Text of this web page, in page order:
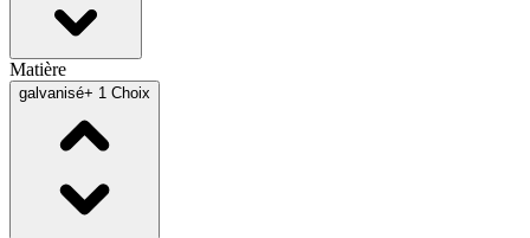
Matière
galvanisé+ 1 Choix